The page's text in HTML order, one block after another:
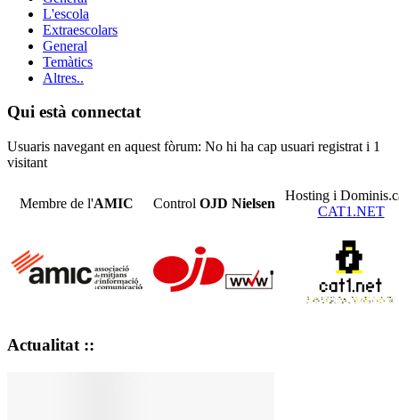
L'escola
Extraescolars
General
Temàtics
Altres..
Qui està connectat
Usuaris navegant en aquest fòrum: No hi ha cap usuari registrat i 1
visitant
Membre de l'AMIC Control OJD Nielsen
Hosting i
CAT1.NET
Actualitat ::